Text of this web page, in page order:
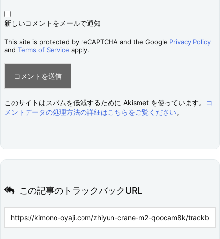
新しいコメントをメールで通知
This site is protected by reCAPTCHA and the Google Privacy Policy
and Terms of Service apply.
このサイトはスパムを低減するために Akismet を使っています。
コ
メントデータの処理方法の詳細はこちらをご覧ください。
この記事のトラックバックURL